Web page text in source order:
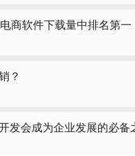
商软件下载量中排名第一
？
发会成为企业发展的必备